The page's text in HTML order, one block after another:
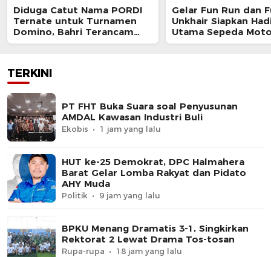
Diduga Catut Nama PORDI
Ternate untuk Turnamen
Domino, Bahri Terancam
Diproses Hukum
Gelar Fun Run dan
Unkhair Siapkan
Utama Sepeda
TERKINI
PT FHT Buka Suara soal Penyusunan
AMDAL Kawasan Industri Buli
Ekobis 1 jam yang lalu
HUT ke-25 Demokrat, DPC Halmahera
Barat Gelar Lomba Rakyat dan Pidato
AHY Muda
Politik 9 jam yang lalu
BPKU Menang Dramatis 3-1, Singkirkan
Rektorat 2 Lewat Drama Tos-tosan
Rupa-rupa 18 jam yang lalu